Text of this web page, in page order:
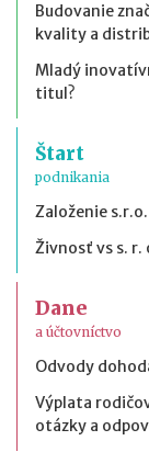
Budovanie
kvality a
Mladý
titul?
Štart
podnikania
Založenie
Živnosť vs s. r.
Dane
a účtovníctvo
Odvody
Výplata
otázky a